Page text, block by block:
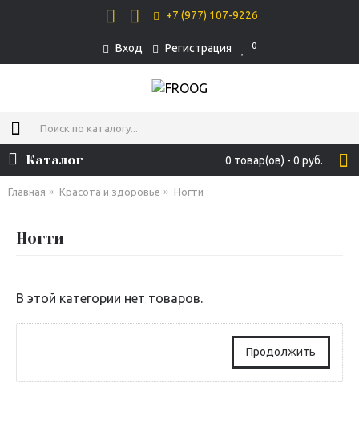
+7 (977) 107-9226
Вход Регистрация 0
0 товар(ов) - 0 руб.
Каталог
Главная Красота и здоровье Ногти
Ногти
В этой категории нет товаров.
Продолжить